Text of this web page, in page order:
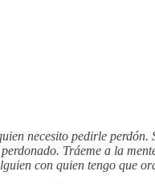
necesito pedirle
Tráeme a la
con quien tengo que